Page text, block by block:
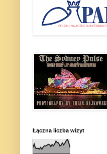
Łączna liczba wizyt